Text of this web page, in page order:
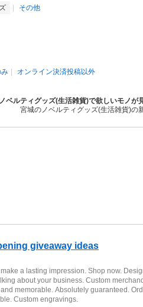
その他
オンライン決済投稿以外
ベルティグッズ(生活雑貨)で欲しいモノが
宮城のノベルティグッズ(生活雑貨)の